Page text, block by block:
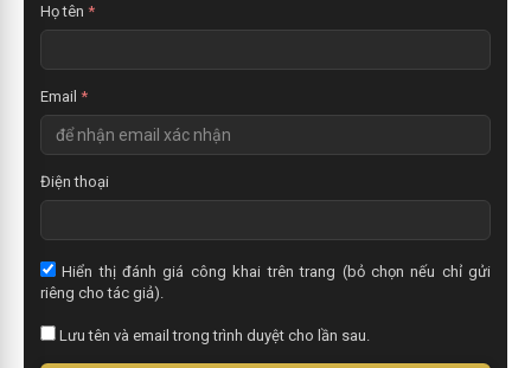
Họ tên *
Email *
Điện thoại
Hiển thị đánh giá công khai trên trang (bỏ chọn nếu chỉ gửi
riêng cho tác giả).
Lưu tên và email trong trình duyệt cho lần sau.